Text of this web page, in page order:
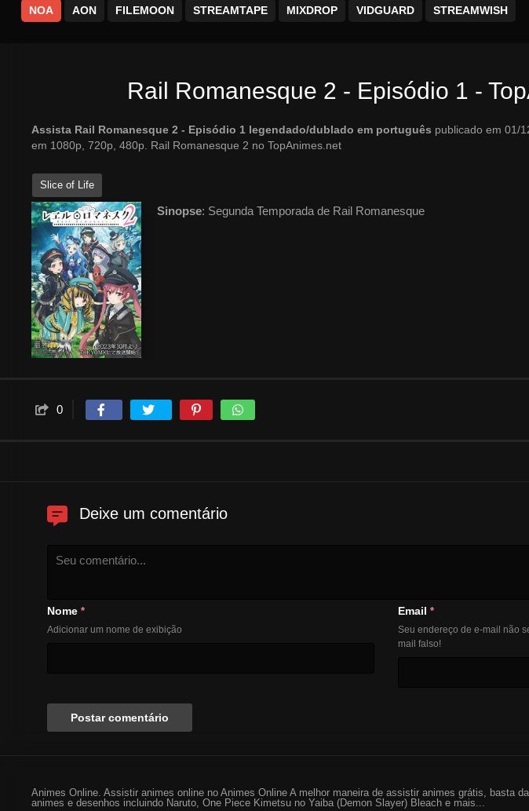
NOA AON FILEMOON STREAMTAPE MIXDROP VIDGUARD STREAMWISH
Rail Romanesque 2 - Episódio 1 -
Assista Rail Romanesque 2 - Episódio 1 legendado/dublado em português publicado em 01/
em 1080p, 720p, 480p. Rail Romanesque 2 no TopAnimes.net
Slice of Life
Sinopse: Segunda Temporada de Rail Romanesque
0
Deixe um comentário
Nome *
Adicionar um nome de exibição
Email *
Seu endereço de e-mail não
mail falso!
Animes Online. Assistir animes online no Animes Online A melhor maneira de assistir animes grátis, basta
animes e desenhos incluindo Naruto, One Piece Kimetsu no Yaiba (Demon Slayer) Bleach e mais...